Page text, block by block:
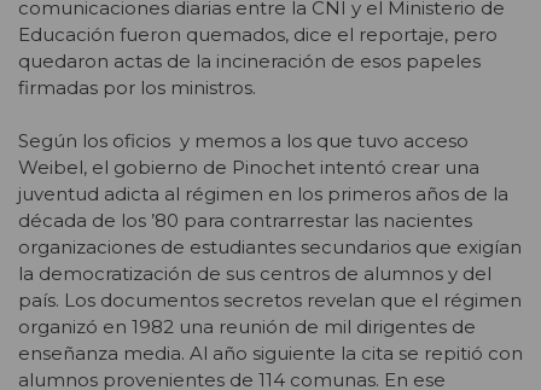
comunicaciones diarias entre la CNI y el Ministerio de
Educación fueron quemados, dice el reportaje, pero
quedaron actas de la incineración de esos papeles
firmadas por los ministros.
Según los oficios y memos a los que tuvo acceso
Weibel, el gobierno de Pinochet intentó crear una
juventud adicta al régimen en los primeros años de la
década de los ’80 para contrarrestar las nacientes
organizaciones de estudiantes secundarios que exigían
la democratización de sus centros de alumnos y del
país. Los documentos secretos revelan que el régimen
organizó en 1982 una reunión de mil dirigentes de
enseñanza media. Al año siguiente la cita se repitió con
alumnos provenientes de 114 comunas. En ese